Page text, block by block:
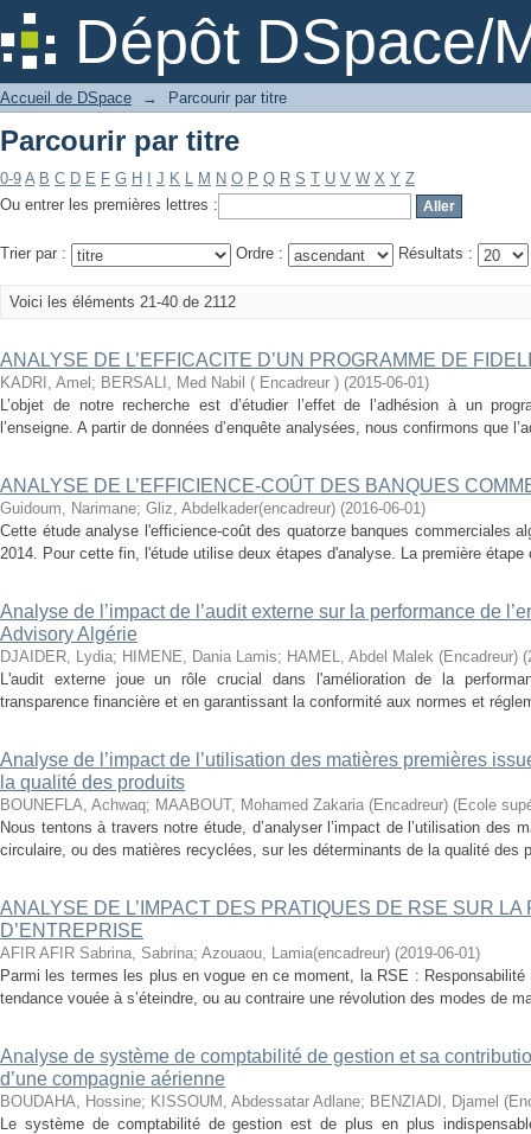
Dépôt DSpace/
Parcourir par titre
Accueil de DSpace → Parcourir par titre
Parcourir par titre
0-9 A B C D E F G H J K L M N O P Q R S T U V W X Y Z
Ou entrer les premières lettres :
Trier par : Ordre : Résultats :
Voici les éléments 21-40 de 2112
ANALYSE DE L’EFFICACITE D’UN PROGRAMME DE
KADRI, Amel ; BERSALI, Med Nabil ( Encadreur ) (2015-06-01)
L’objet de notre recherche est d’étudier l’effet de l’adhésion à un
l’enseigne. A partir de données d’enquête analysées, nous confirmons que
ANALYSE DE L’EFFICIENCE-COÛT DES BANQUES
Guidoum, Narimane; Gliz, Abdelkader(encadreur) (2016-06-01)
Cette étude analyse l'efficience-coût des quatorze banques commerciales
2014. Pour cette fin, l'étude utilise deux étapes d'analyse. La première
Analyse de l’impact de l’audit externe sur la performance de
Advisory Algérie
DJAIDER, Lydia; HIMENE, Dania Lamis; HAMEL, Abdel Malek (Encadreur) (
L'audit externe joue un rôle crucial dans l'amélioration de la
transparence financière et en garantissant la conformité aux normes et
Analyse de l’impact de l’utilisation des matières premières
la qualité des produits
BOUNEFLA, Achwaq; MAABOUT, Mohamed Zakaria (Encadreur) (Ecole
Nous tentons à travers notre étude, d’analyser l’impact de l’utilisation des
circulaire, ou des matières recyclées, sur les déterminants de la qualité des
ANALYSE DE L’IMPACT DES PRATIQUES DE RSE SUR
D’ENTREPRISE
AFIR AFIR Sabrina, Sabrina; Azouaou, Lamia(encadreur) (2019-06-01)
Parmi les termes les plus en vogue en ce moment, la RSE :
tendance vouée à s’éteindre, ou au contraire une révolution des modes de
Analyse de système de comptabilité de gestion et sa
d’une compagnie aérienne
BOUDAHA, Hossine; KISSOUM, Abdessatar Adlane; BENZIADI, Djamel
Le système de comptabilité de gestion est de plus en plus